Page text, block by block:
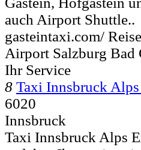
auch Airport Shuttle..
gasteintaxi.com/
Airport Salzburg Bad
Ihr Service
8 Taxi Innsbruck Alps
6020
Innsbruck
Taxi Innsbruck Alps